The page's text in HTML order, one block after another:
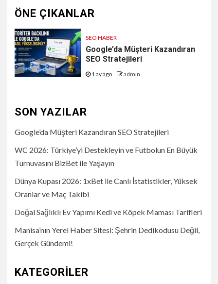
ÖNE ÇIKANLAR
SEO HABER
Google’da Müşteri Kazandıran
SEO Stratejileri
1 ay ago admin
SON YAZILAR
Google’da Müşteri Kazandıran SEO Stratejileri
WC 2026: Türkiye’yi Destekleyin ve Futbolun En Büyük
Turnuvasını BizBet ile Yaşayın
Dünya Kupası 2026: 1xBet ile Canlı İstatistikler, Yüksek
Oranlar ve Maç Takibi
Doğal Sağlıklı Ev Yapımı Kedi ve Köpek Maması Tarifleri
Manisa’nın Yerel Haber Sitesi: Şehrin Dedikodusu Değil,
Gerçek Gündemi!
KATEGORILER